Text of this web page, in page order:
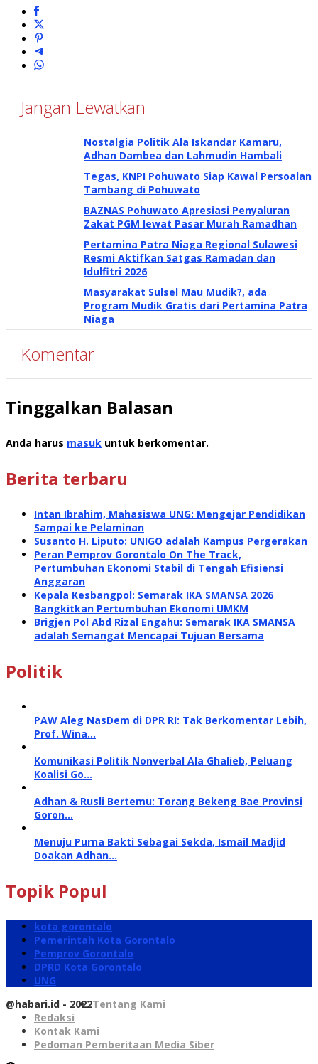
Jangan Lewatkan
Nostalgia Politik Ala Iskandar Kamaru,
Adhan Dambea dan Lahmudin Hambali
Tegas, KNPI Pohuwato Siap Kawal Persoalan
Tambang di Pohuwato
BAZNAS Pohuwato Apresiasi Penyaluran
Zakat PGM lewat Pasar Murah Ramadhan
Pertamina Patra Niaga Regional Sulawesi
Resmi Aktifkan Satgas Ramadan dan
Idulfitri 2026
Masyarakat Sulsel Mau Mudik?, ada
Program Mudik Gratis dari Pertamina Patra
Niaga
Komentar
Tinggalkan Balasan
Anda harus masuk untuk berkomentar.
Berita terbaru
Intan Ibrahim, Mahasiswa UNG: Mengejar Pendidikan
Sampai ke Pelaminan
Susanto H. Liputo: UNIGO adalah Kampus Pergerakan
Peran Pemprov Gorontalo On The Track,
Pertumbuhan Ekonomi Stabil di Tengah Efisiensi
Anggaran
Kepala Kesbangpol: Semarak IKA SMANSA 2026
Bangkitkan Pertumbuhan Ekonomi UMKM
Brigjen Pol Abd Rizal Engahu: Semarak IKA SMANSA
adalah Semangat Mencapai Tujuan Bersama
Politik
PAW Aleg NasDem di DPR RI: Tak Berkomentar Lebih,
Prof. Wina…
Komunikasi Politik Nonverbal Ala Ghalieb, Peluang
Koalisi Go…
Adhan & Rusli Bertemu: Torang Bekeng Bae Provinsi
Goron…
Menuju Purna Bakti Sebagai Sekda, Ismail Madjid
Doakan Adhan…
Topik Popul
kota gorontalo
Pemerintah Kota Gorontalo
Pemprov Gorontalo
DPRD Kota Gorontalo
UNG
@habari.id - 2022Tentang Kami
Redaksi
Kontak Kami
Pedoman Pemberitaan Media Siber